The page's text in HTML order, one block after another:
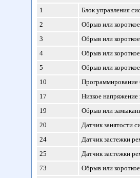
1
Блок управления
2
Обрыв или
3
Обрыв или
4
Обрыв или
5
Обрыв или
10
Программирование
17
Низкое
19
Обрыв или
20
Датчик занятости
24
Датчик застежки
25
Датчик застежки
73
Обрыв или